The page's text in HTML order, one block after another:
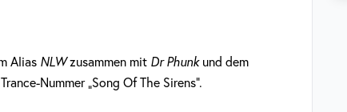
Alias NLWzusammen mit Dr Phunkund dem
Nummer „Song Of The Sirens“.